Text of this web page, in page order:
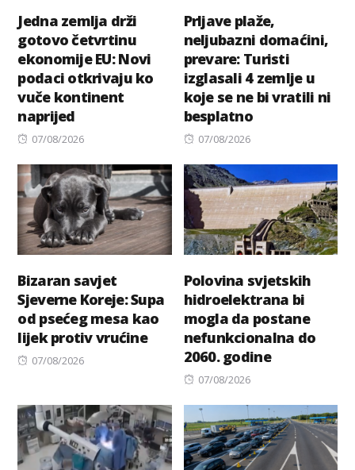
Jedna zemlja drži
gotovo četvrtinu
ekonomije EU: Novi
podaci otkrivaju ko
vuče kontinent
naprijed
Posted
07/08/2026
Prljave plaže,
neljubazni domaćini,
prevare: Turisti
izglasali 4 zemlje u
koje se ne bi vratili ni
besplatno
Posted
07/08/2026
Bizaran savjet
Sjeverne Koreje: Supa
od psećeg mesa kao
lijek protiv vrućine
Posted
07/08/2026
Polovina svjetskih
hidroelektrana bi
mogla da postane
nefunkcionalna do
2060. godine
Posted
07/08/2026